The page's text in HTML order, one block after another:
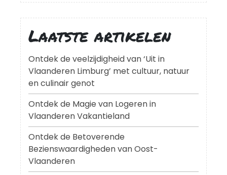
Laatste artikelen
Ontdek de veelzijdigheid van ‘Uit in
Vlaanderen Limburg’ met cultuur, natuur
en culinair genot
Ontdek de Magie van Logeren in
Vlaanderen Vakantieland
Ontdek de Betoverende
Bezienswaardigheden van Oost-
Vlaanderen